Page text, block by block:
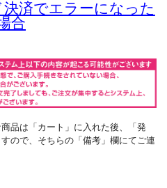
済でエラーになった
合
品は「カート」に入れた後、「発
ので、そちらの「備考」欄にてご連